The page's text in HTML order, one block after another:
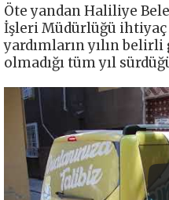
Öte yandan Haliliye
İşleri Müdürlüğü ihtiyaç
yardımların yılın belirli
olmadığı tüm yıl